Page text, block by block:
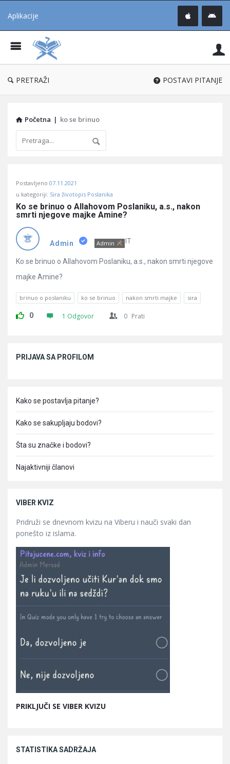
Aplikacije
®
PRETRAŽI POSTAVI PITANJE
Početna | ko se brinuo
Učene
Latest
Pitanja
Postavljeno 07.11.2021
u kategoriji: Sira životopis Poslanika
Ko se brinuo o Allahovom Poslaniku, a.s., nakon
smrti njegove majke Amine?
Admin Admin IT
Ko se brinuo o Allahovom Poslaniku, a.s., nakon smrti njegove
majke Amine?
brinuo o poslaniku ko se brinuo nakon smrti majke sira
0 1 Odgovor 0 Prati
PRIJAVA SA PROFILOM
Kako se postavlja pitanje?
Kako se sakupljaju bodovi?
Šta su značke i bodovi?
Najaktivniji članovi
VIBER KVIZ
Pridruži se dnevnom kvizu na Viberu i nauči svaki dan
ponešto iz islama.
PRIKLJUČI SE VIBER KVIZU
STATISTIKA SADRŽAJA